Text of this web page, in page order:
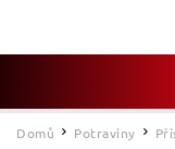
Domů / Potraviny /